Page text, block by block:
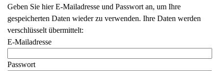
Geben Sie hier E-Mailadresse und Passwort an, um Ihre
gespeicherten Daten wieder zu verwenden. Ihre Daten werden
verschlüsselt übermittelt:
E-Mailadresse
Passwort